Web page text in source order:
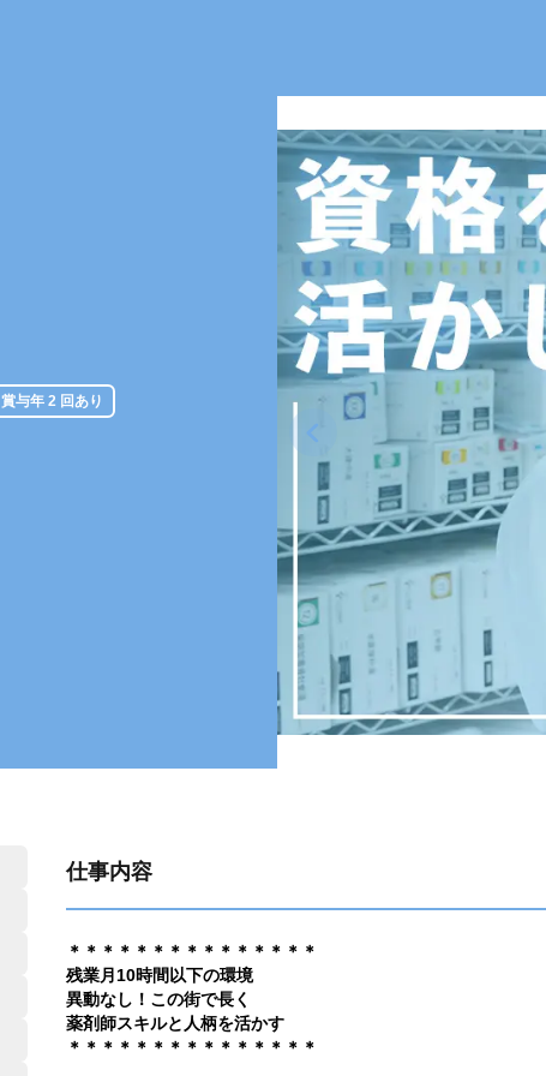
賞与年 2 回あり
仕事内容
＊＊＊＊＊＊＊＊＊＊＊＊＊＊＊
残業月10時間以下の環境
異動なし！この街で長く
薬剤師スキルと人柄を活かす
＊＊＊＊＊＊＊＊＊＊＊＊＊＊＊